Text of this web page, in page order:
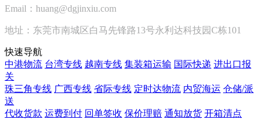
Email：huang@dgjinxiu.com
地址：东莞市南城区白马先锋路13号永利达科技园C栋101
快速导航
中港物流 台湾专线 越南专线 集装箱运输 国际快递 进出口报
关
珠三角专线 广西专线 省际专线 定时达物流 内贸海运 仓储/派
送
代收货款 运费到付 回单签收 保价理赔 通知放货 开箱清点